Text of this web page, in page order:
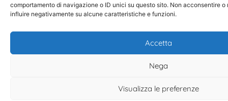
comportamento di navigazione o ID unici su questo sito. Non acconsentire o
influire negativamente su alcune caratteristiche e funzioni.
Accetta
Nega
Visualizza le preferenze